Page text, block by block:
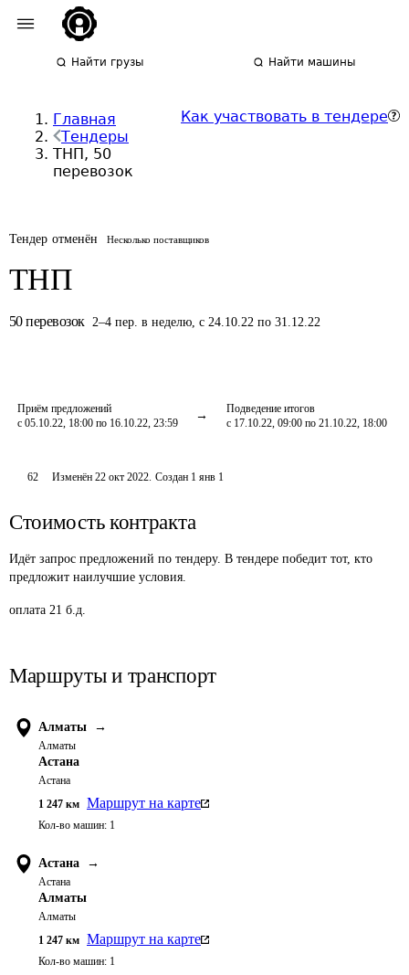
Найти грузы Найти машины
Главная
Тендеры
ТНП, 50
перевозок
Как участвовать в тендере
Тендер отменён Несколько поставщиков
ТНП
50 перевозок 2–4 пер. в неделю, с 24.10.22 по 31.12.22
Приём предложений
с 05.10.22, 18:00 по 16.10.22, 23:59
Подведение итогов
с 17.10.22, 09:00 по 21.10.22, 18:00
62 Изменён22 окт 2022. Создан 1 янв 1
Стоимость контракта
Идёт запрос предложений по тендеру. В тендере победит тот, кто
предложит наилучшие условия.
оплата 21 б.д.
Маршруты и транспорт
Алматы →
Алматы
Астана
Астана
1 247 км Маршрут на карте
Кол-во машин: 1
Астана →
Астана
Алматы
Алматы
1 247 км Маршрут на карте
Кол-во машин: 1